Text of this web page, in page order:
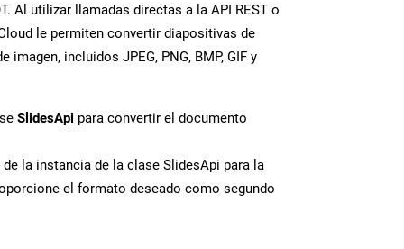
Al utilizar llamadas directas a la API REST o
le permiten convertir diapositivas de
incluidos JPEG, PNG, BMP, GIF y
SlidesApi para convertir el documento
de la instancia de la clase SlidesApi para la
el formato deseado como segundo